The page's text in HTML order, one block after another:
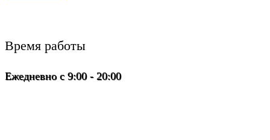
Время работы
Ежедневно с 9:00 - 20:00